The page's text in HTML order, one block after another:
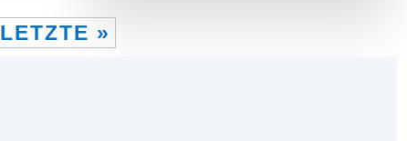
LETZTE »